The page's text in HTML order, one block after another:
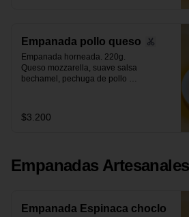
Empanada pollo queso
Empanada horneada. 220g.
Queso mozzarella, suave salsa
bechamel, pechuga de pollo
$3.200
Empanadas
Empanada Espinaca choclo